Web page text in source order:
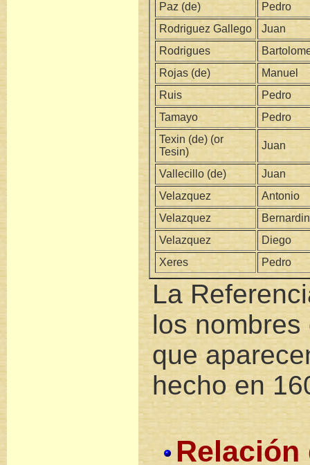
Paz (de)
Pedro
Rodriguez Gallego
Juan
Rodrigues
Rojas (de)
Manuel
Ruis
Pedro
Tamayo
Pedro
Texin (de) (or
Tesin)
Juan
Vallecillo (de)
Juan
Velazquez
Antonio
Velazquez
Velazquez
Diego
Xeres
Pedro
La
los
que
hecho en
Relación